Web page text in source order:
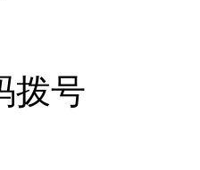
拨号